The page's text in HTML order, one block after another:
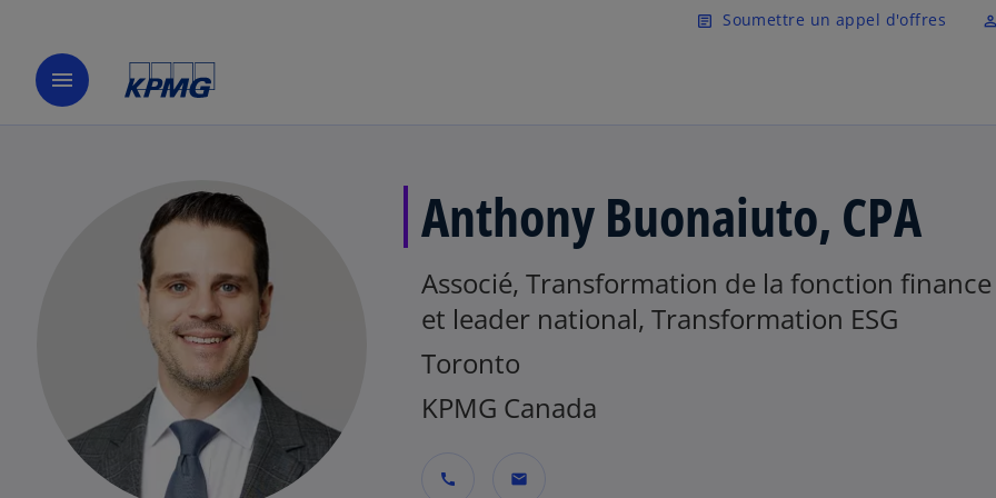
Skip to main content
article Soumettre un appel d'offres perm_identity
menu
Anthony Buonaiuto, CPA
Associé, Transformation de la fonction finance
et leader national, Transformation ESG
Toronto
KPMG Canada
call mail